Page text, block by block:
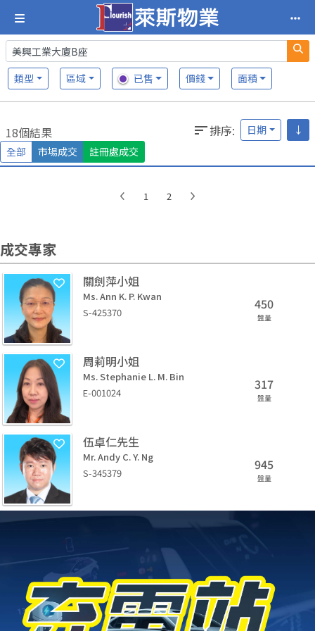
類型 區域 已售 價錢 面積
18個結果 排序: 日期
↓
全部
市場成交 註冊處成交
1 2
成交專家
關劍萍小姐
Ms. Ann K. P. Kwan
S-425370
450
盤量
周莉明小姐
Ms. Stephanie L. M. Bin
E-001024
317
盤量
伍卓仁先生
Mr. Andy C. Y. Ng
S-345379
945
盤量